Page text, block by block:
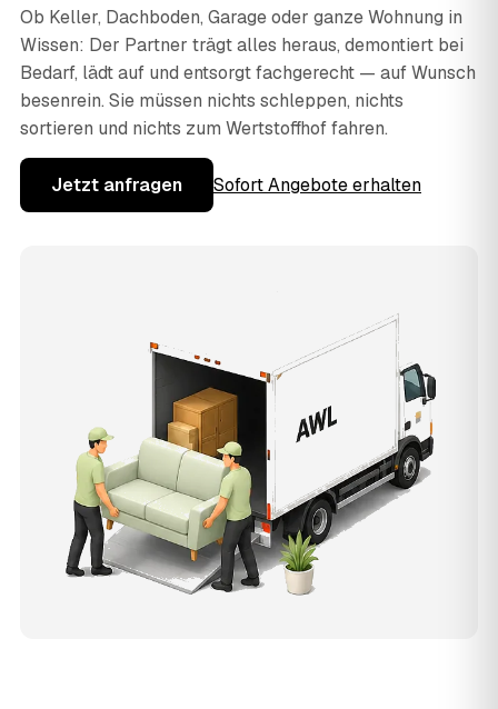
Ob Keller, Dachboden, Garage oder ganze Wohnung in
Wissen: Der Partner trägt alles heraus, demontiert bei
Bedarf, lädt auf und entsorgt fachgerecht — auf Wunsch
besenrein. Sie müssen nichts schleppen, nichts
sortieren und nichts zum Wertstoffhof fahren.
Jetzt anfragen Sofort Angebote erhalten